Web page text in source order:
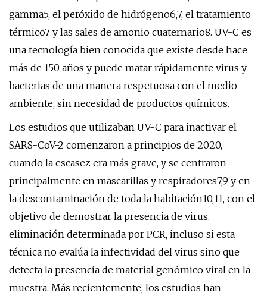
gamma5, el peróxido de hidrógeno6,7, el tratamiento
térmico7 y las sales de amonio cuaternario8. UV-C es
una tecnología bien conocida que existe desde hace
más de 150 años y puede matar rápidamente virus y
bacterias de una manera respetuosa con el medio
ambiente, sin necesidad de productos químicos.
Los estudios que utilizaban UV-C para inactivar el
SARS-CoV-2 comenzaron a principios de 2020,
cuando la escasez era más grave, y se centraron
principalmente en mascarillas y respiradores7,9 y en
la descontaminación de toda la habitación10,11, con el
objetivo de demostrar la presencia de virus.
eliminación determinada por PCR, incluso si esta
técnica no evalúa la infectividad del virus sino que
detecta la presencia de material genómico viral en la
muestra. Más recientemente, los estudios han